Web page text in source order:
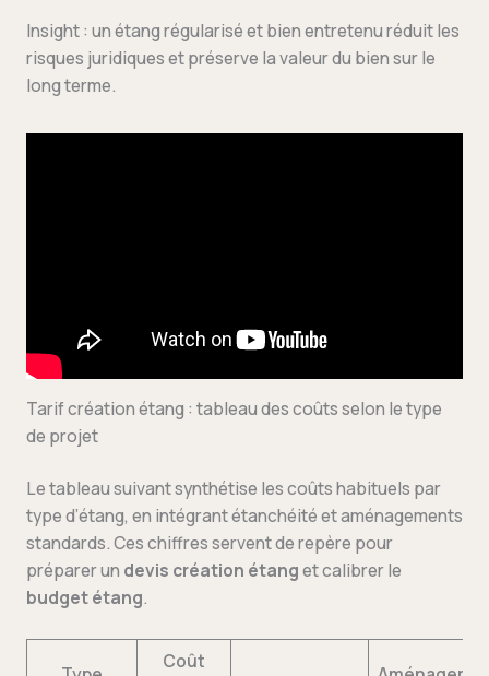
Insight : un étang régularisé et bien entretenu réduit les
risques juridiques et préserve la valeur du bien sur le
long terme.
Tarif création étang : tableau des coûts selon le type
de projet
Le tableau suivant synthétise les coûts habituels par
type d’étang, en intégrant étanchéité et aménagements
standards. Ces chiffres servent de repère pour
préparer un devis création étanget calibrer le
budget étang.
Coût